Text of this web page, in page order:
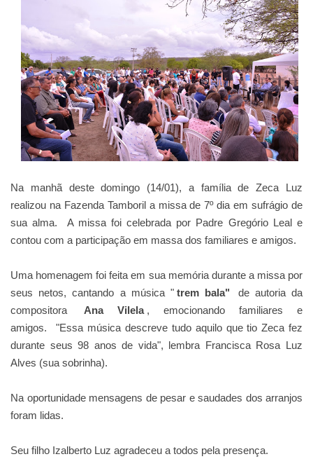
Na manhã deste domingo (14/01), a família de Zeca Luz
realizou na Fazenda Tamboril a missa de 7º dia em sufrágio de
sua alma. A missa foi celebrada por Padre Gregório Leal e
contou com a participação em massa dos familiares e amigos.
Uma homenagem foi feita em sua memória durante a missa por
seus netos, cantando a música " trem bala"
de autoria da
compositora
Ana Vilela , emocionando familiares e
amigos.
"Essa música descreve tudo aquilo que tio Zeca fez
durante seus 98 anos de vida", lembra Francisca Rosa Luz
Alves (sua sobrinha).
Na oportunidade mensagens de pesar e saudades dos arranjos
foram lidas.
Seu filho Izalberto Luz agradeceu a todos pela presença.